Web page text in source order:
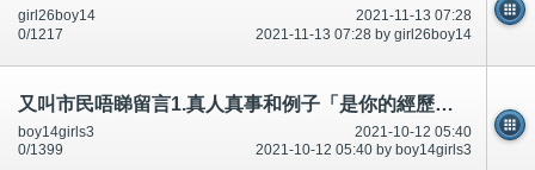
2021-11-13 07:28
girl26boy14
2021-11-13 07:28 by girl26boy14
0/1217
又叫市民唔睇留言1.真人真事和例子「是你的經歷！一模一樣嗎？經常有,俾意見」-公開
2021-10-12 05:40
boy14girls3
2021-10-12 05:40 by boy14girls3
0/1399